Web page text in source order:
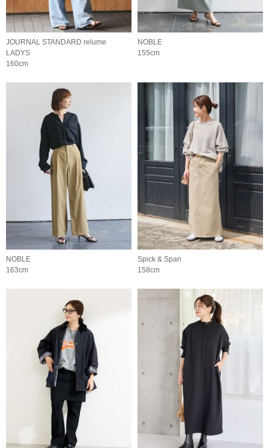
JOURNAL STANDARD relume
LADYS
160cm
NOBLE
155cm
NOBLE
163cm
Spick & Span
158cm